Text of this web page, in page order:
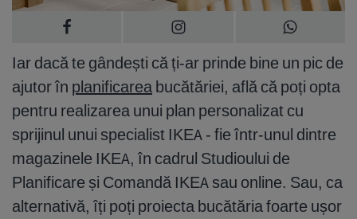
Iar dacă te gândești că ți-ar prinde bine un pic de
ajutor în planificarea bucătăriei, află că poți opta
pentru realizarea unui plan personalizat cu
sprijinul unui specialist IKEA - fie într-unul dintre
magazinele IKEA, în cadrul Studioului de
Planificare și Comandă IKEA sau online. Sau, ca
alternativă, îți poți proiecta bucătăria foarte ușor